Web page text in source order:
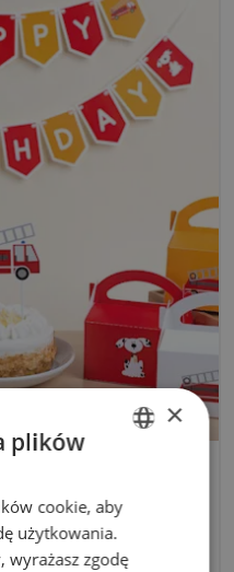
i
POLISH
×
plików
cookie, aby
użytkowania.
wyrażasz zgodę